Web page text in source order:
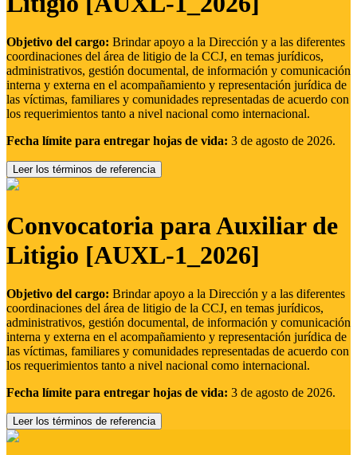
Objetivo del cargo: Brindar apoyo a la Dirección y a las diferentes
coordinaciones del área de litigio de la CCJ, en temas jurídicos,
administrativos, gestión documental, de información y comunicación
interna y externa en el acompañamiento y representación jurídica de
las víctimas, familiares y comunidades representadas de acuerdo con
los requerimientos tanto a nivel nacional como internacional.
Fecha límite para entregar hojas de vida: 3 de agosto de 2026.
Leer los términos de referencia
Convocatoria para Auxiliar de
Litigio [AUXL-1_2026]
Objetivo del cargo: Brindar apoyo a la Dirección y a las diferentes
coordinaciones del área de litigio de la CCJ, en temas jurídicos,
administrativos, gestión documental, de información y comunicación
interna y externa en el acompañamiento y representación jurídica de
las víctimas, familiares y comunidades representadas de acuerdo con
los requerimientos tanto a nivel nacional como internacional.
Fecha límite para entregar hojas de vida: 3 de agosto de 2026.
Leer los términos de referencia